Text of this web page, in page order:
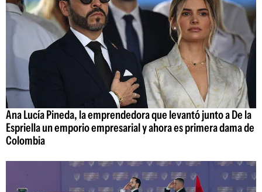
Ana Lucía Pineda, la emprendedora que levantó junto a De la
Espriella un emporio empresarial y ahora es primera dama de
Colombia